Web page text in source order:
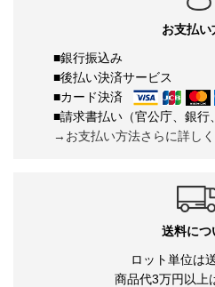
お支払い
■銀行振込み
■後払い決済サービス
■カード決済
■請求書払い（官公庁、銀行
→お支払い方法さらに詳しく
送料につ
ロット単位は
商品代3万円以上